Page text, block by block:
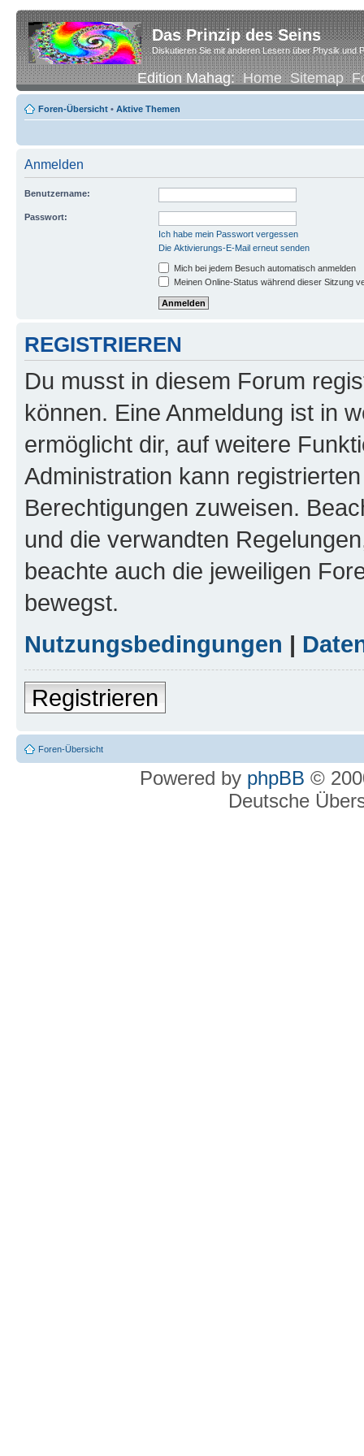
Das Prinzip des Seins
Diskutieren Sie mit anderen Lesern über Physik und
Edition Mahag:Home Sitemap
Foren-Übersicht • Aktive Themen
Anmelden
Benutzername:
Passwort:
Ich habe mein Passwort vergessen
Die Aktivierungs-E-Mail erneut senden
Mich bei jedem Besuch automatisch anmelden
Meinen Online-Status während dieser Sitzung
REGISTRIEREN
Du musst in diesem Forum
können. Eine Anmeldung ist in
ermöglicht dir, auf weitere
Administration kann
Berechtigungen zuweisen.
und die verwandten
beachte auch die jeweiligen
bewegst.
Nutzungsbedingungen |
Registrieren
Foren-Übersicht
Powered by phpBB ©
Deutsche